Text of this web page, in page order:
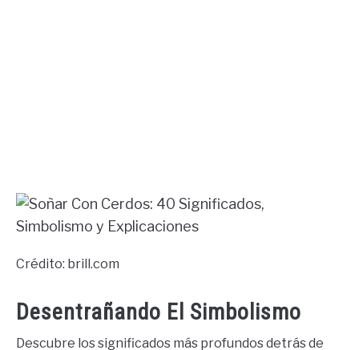
Crédito: brill.com
Desentrañando El Simbolismo
Descubre los significados más profundos detrás de